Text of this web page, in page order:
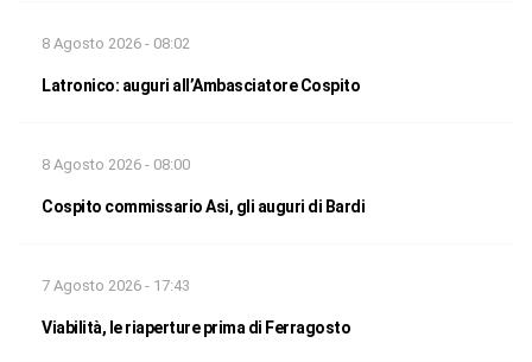
8 Agosto 2026 - 08:02
Latronico: auguri all’Ambasciatore Cospito
8 Agosto 2026 - 08:00
Cospito commissario Asi, gli auguri di Bardi
7 Agosto 2026 - 17:43
Viabilità, le riaperture prima di Ferragosto